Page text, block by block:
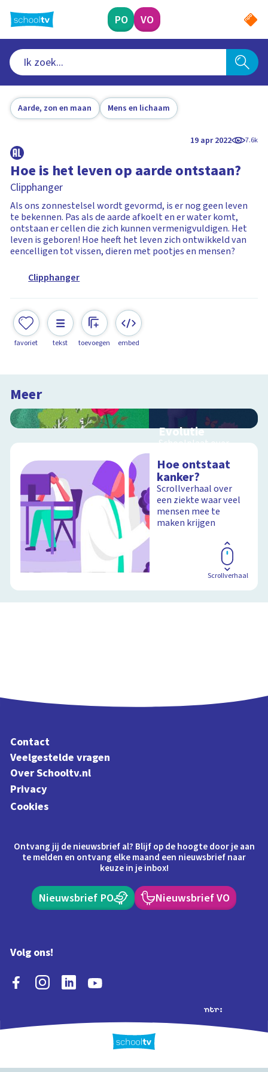
naar
hoofdinhoud
PO VO
Aarde, zon en maan Mens en lichaam
19 apr 2022 7.6k
Hoe is het leven op aarde ontstaan?
Clipphanger
Als ons zonnestelsel wordt gevormd, is er nog geen leven
te bekennen. Pas als de aarde afkoelt en er water komt,
ontstaan er cellen die zich kunnen vermenigvuldigen. Het
leven is geboren! Hoe heeft het leven zich ontwikkeld van
eencelligen tot vissen, dieren met pootjes en mensen?
Clipphanger
favoriet tekst toevoegen embed
Meer
Evolutie
Schoolplaat over
geologische
tijdschaal
Schoolplaat
Hoe ontstaat
kanker?
Scrollverhaal over
een ziekte waar veel
mensen mee te
maken krijgen
Scrollverhaal
Contact
Veelgestelde vragen
Over Schooltv.nl
Privacy
Cookies
Ontvang jij de nieuwsbrief al? Blijf op de hoogte door je aan
te melden en ontvang elke maand een nieuwsbrief naar
keuze in je inbox!
Nieuwsbrief PO Nieuwsbrief VO
Volg ons!